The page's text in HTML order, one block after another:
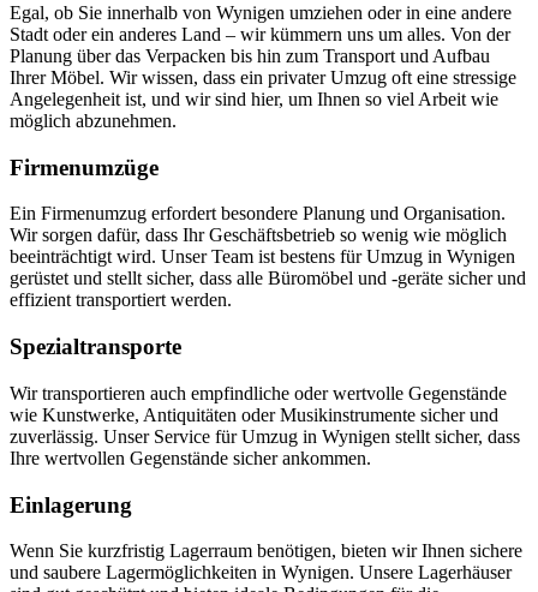
Egal, ob Sie innerhalb von Wynigen umziehen oder in eine andere
Stadt oder ein anderes Land – wir kümmern uns um alles. Von der
Planung über das Verpacken bis hin zum Transport und Aufbau
Ihrer Möbel. Wir wissen, dass ein privater Umzug oft eine stressige
Angelegenheit ist, und wir sind hier, um Ihnen so viel Arbeit wie
möglich abzunehmen.
Firmenumzüge
Ein Firmenumzug erfordert besondere Planung und Organisation.
Wir sorgen dafür, dass Ihr Geschäftsbetrieb so wenig wie möglich
beeinträchtigt wird. Unser Team ist bestens für Umzug in Wynigen
gerüstet und stellt sicher, dass alle Büromöbel und -geräte sicher und
effizient transportiert werden.
Spezialtransporte
Wir transportieren auch empfindliche oder wertvolle Gegenstände
wie Kunstwerke, Antiquitäten oder Musikinstrumente sicher und
zuverlässig. Unser Service für Umzug in Wynigen stellt sicher, dass
Ihre wertvollen Gegenstände sicher ankommen.
Einlagerung
Wenn Sie kurzfristig Lagerraum benötigen, bieten wir Ihnen sichere
und saubere Lagermöglichkeiten in Wynigen. Unsere Lagerhäuser